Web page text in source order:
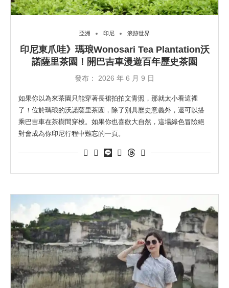
亞洲 印尼 浪跡世界
印尼東爪哇》瑪琅Wonosari Tea Plantation沃
諾薩里茶園！開巴吉車漫遊百年歷史茶園
發布： 2026 年 6 月 9 日
如果你以為來茶園只能穿著長裙拍拍文青照，那就太小看這裡
了！位於瑪琅的沃諾薩里茶園，除了別具歷史意義外，還可以搭
乘巴吉車在茶樹間穿梭。如果你也喜歡大自然，這場綠色冒險絕
對會成為你印尼行程中難忘的一頁。